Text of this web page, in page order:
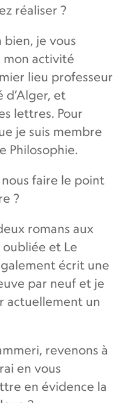
réaliser ?
bien, je vous
mon activité
lieu professeur
d’Alger, et
lettres. Pour
je suis membre
Philosophie.
nous faire le point
?
romans aux
oubliée et Le
écrit une
par neuf et je
actuellement un
revenons à
en vous
en évidence la